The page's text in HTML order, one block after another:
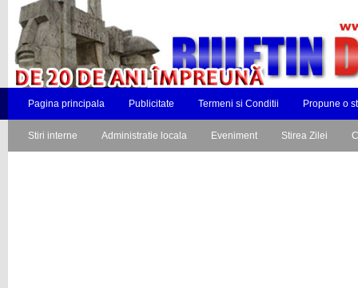
Pagina principala Publicitate Termeni si Conditii Propune o
Stiri interne Administratie locala Eveniment Stirea Zilei